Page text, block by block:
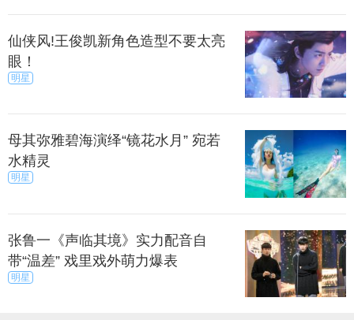
仙侠风!王俊凯新角色造型不要太亮
眼！
明星
母其弥雅碧海演绎“镜花水月” 宛若
水精灵
明星
张鲁一《声临其境》实力配音自
带“温差” 戏里戏外萌力爆表
明星